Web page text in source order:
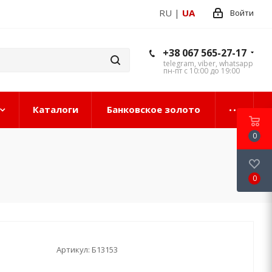
Войти
RU | UA
+38 067 565-27-17
telegram, viber, whatsapp
пн-пт с 10:00 до 19:00
Каталоги Банковское золото
Артикул: Б13153
0
0